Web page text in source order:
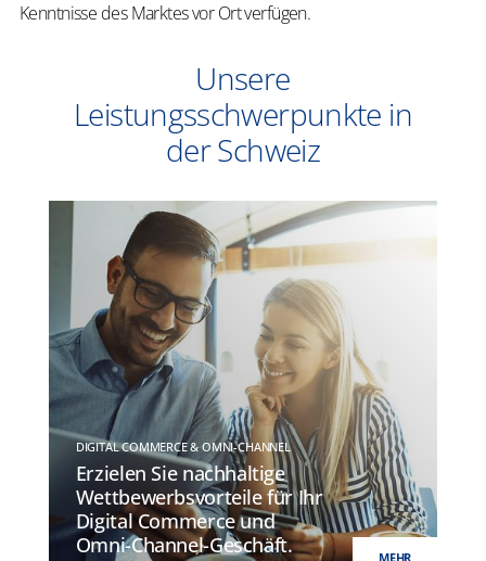
Kenntnisse des Marktes vor Ort verfügen.
Unsere
Leistungsschwerpunkte in
der Schweiz
DIGITAL COMMERCE & OMNI-CHANNEL
Erzielen Sie nachhaltige
Wettbewerbsvorteile für Ihr
Digital Commerce und
Omni-Channel-Geschäft.
MEHR